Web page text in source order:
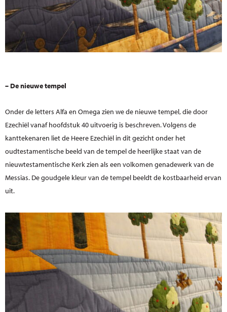
– De nieuwe tempel
Onder de letters Alfa en Omega zien we de nieuwe tempel, die door
Ezechiël vanaf hoofdstuk 40 uitvoerig is beschreven. Volgens de
kanttekenaren liet de Heere Ezechiël in dit gezicht onder het
oudtestamentische beeld van de tempel de heerlijke staat van de
nieuwtestamentische Kerk zien als een volkomen genadewerk van de
Messias. De goudgele kleur van de tempel beeldt de kostbaarheid ervan
uit.